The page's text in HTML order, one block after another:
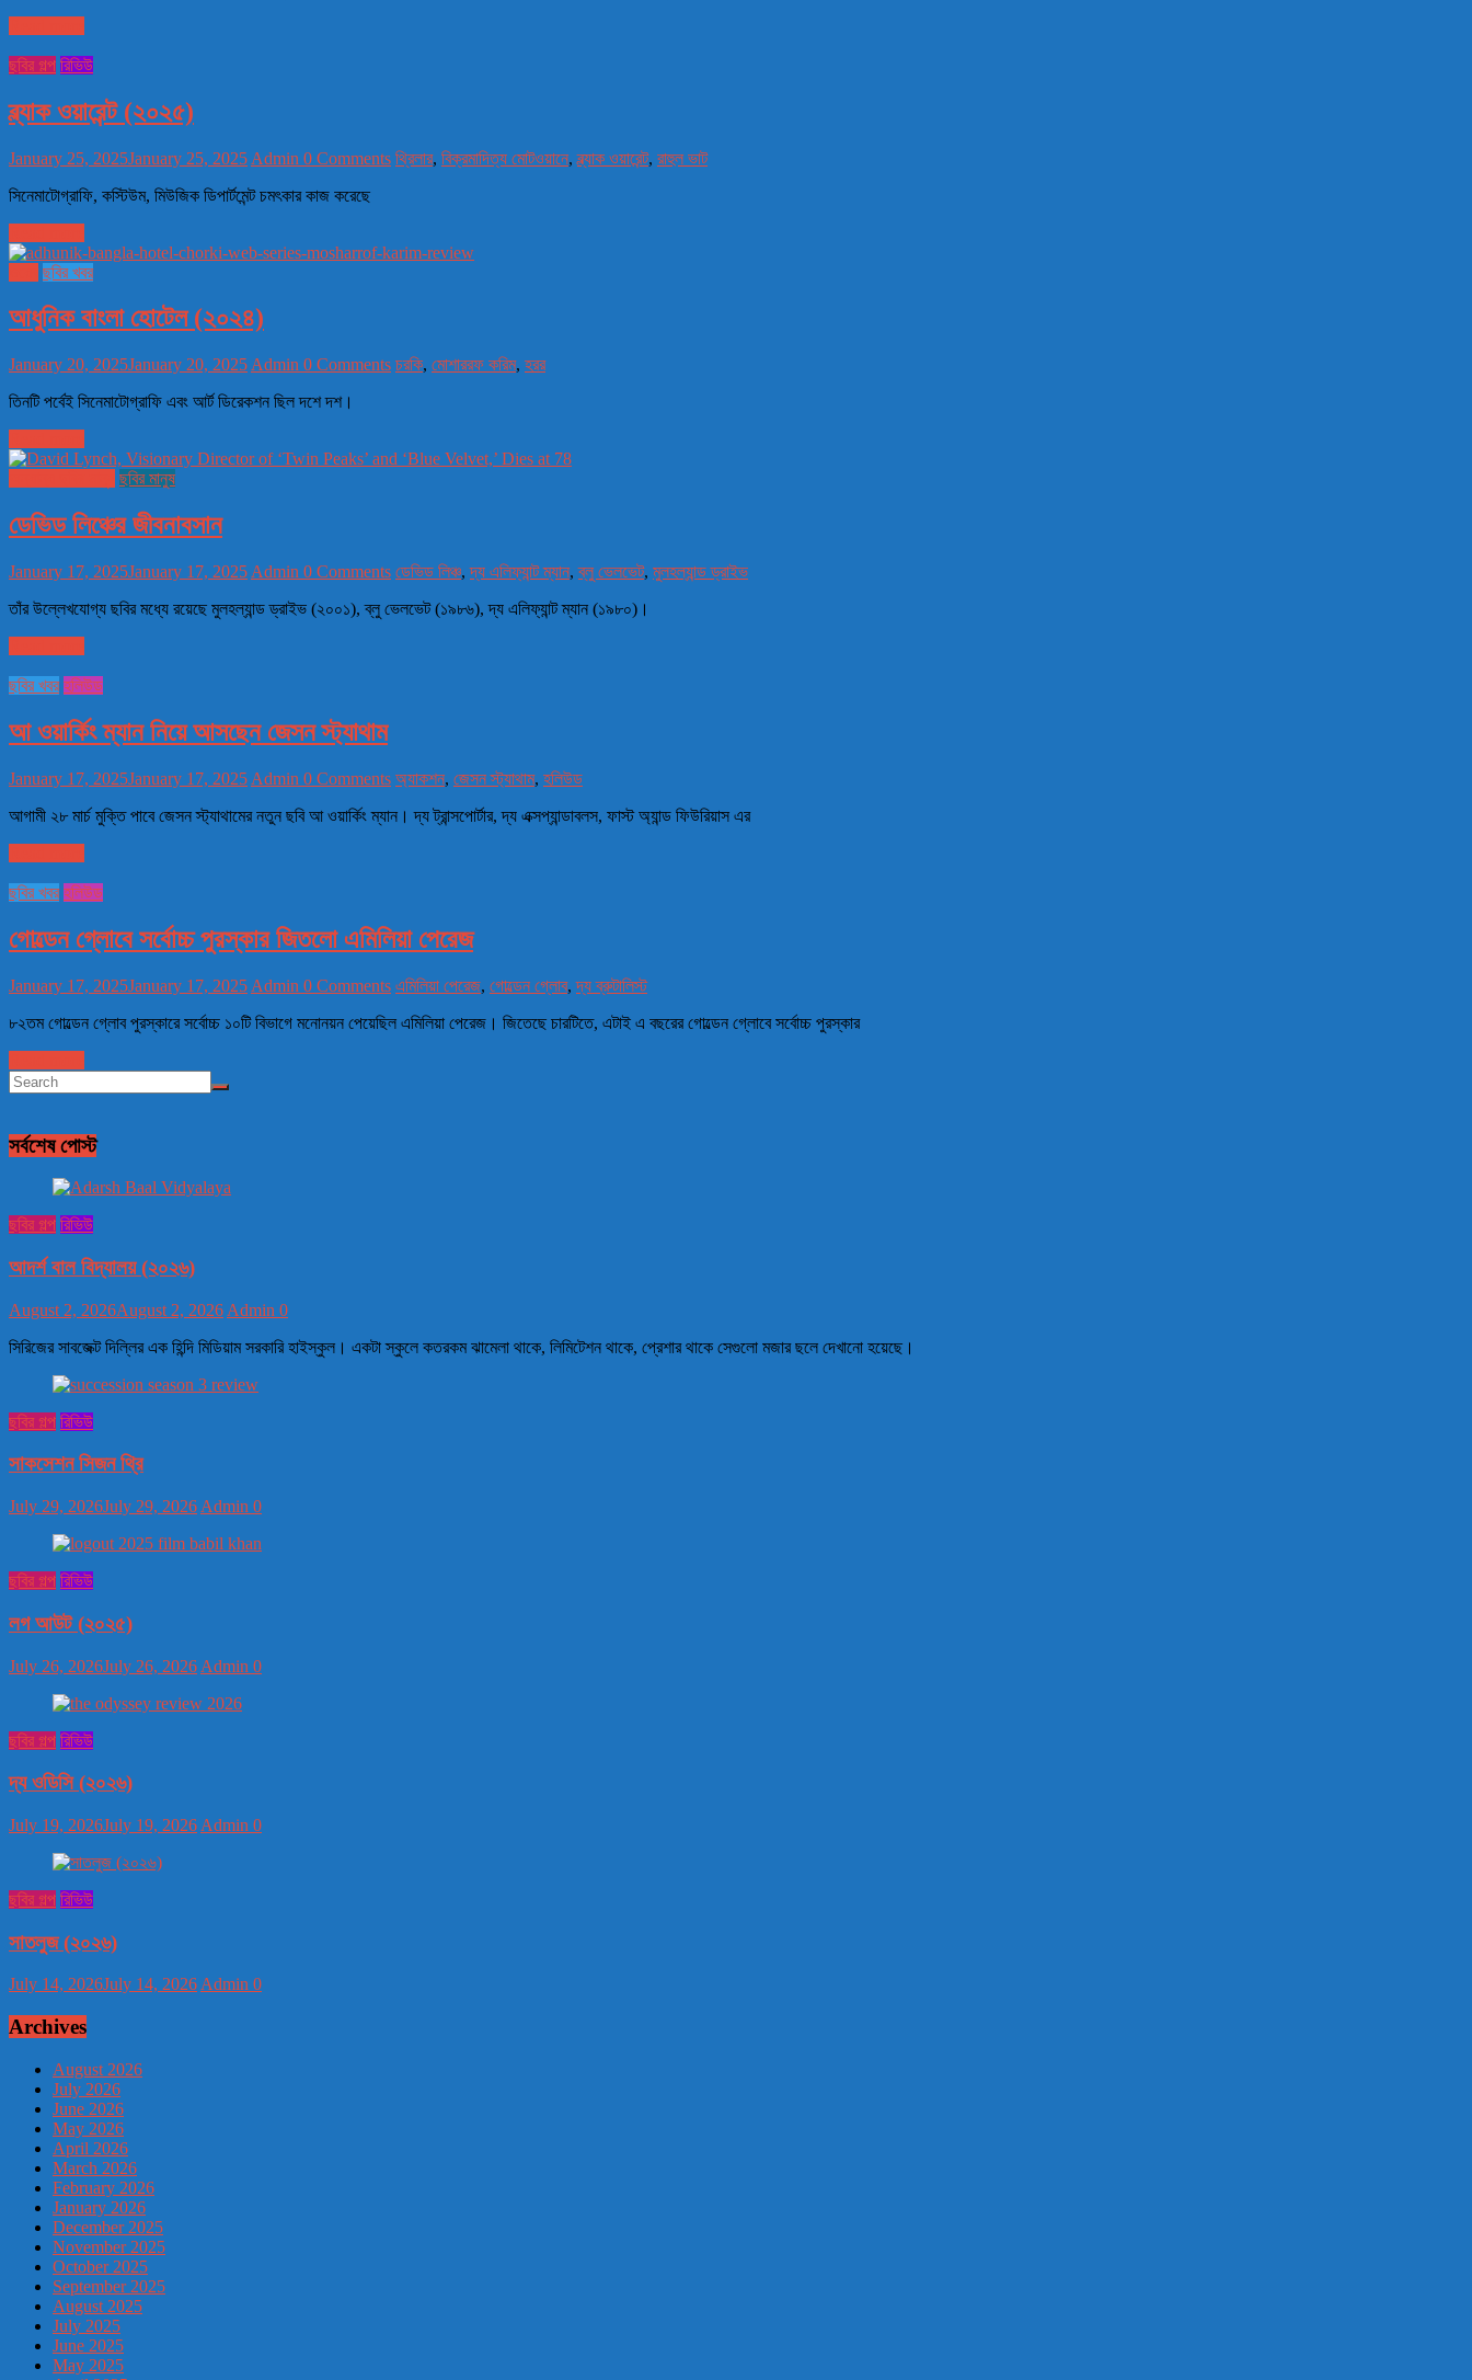
ছবির গল্প রিভিউ
ব্ল্যাক ওয়ারেন্ট (২০২৫)
January 25, 2025January 25, 2025 Admin 0 Comments থ্রিলার, বিক্রমাদিত্য মোটওয়ানে,ব্ল্যাক ওয়ারেন্ট, রাহুল ভাট
সিনেমাটোগ্রাফি, কস্টিউম, মিউজিক ডিপার্টমেন্ট চমৎকার কাজ করেছে
ছবির খবর
আধুনিক বাংলা হোটেল (২০২৪)
January 20, 2025January 20, 2025 Admin 0 Comments চরকি, মোশাররফ করিম, হরর
তিনটি পর্বেই সিনেমাটোগ্রাফি এবং আর্ট ডিরেকশন ছিল দশে দশ।
ছবির মানুষ
ডেভিড লিঞ্চের জীবনাবসান
January 17, 2025January 17, 2025 Admin 0 Comments ডেভিড লিঞ্চ,দ্য এলিফ্যান্ট ম্যান,ব্লু ভেলভেট, মুলহল্যান্ড ড্রাইভ
তাঁর উল্লেখযোগ্য ছবির মধ্যে রয়েছে মুলহল্যান্ড ড্রাইভ (২০০১), ব্লু ভেলভেট (১৯৮৬), দ্য এলিফ্যান্ট ম্যান (১৯৮০)।
ছবির খবর হলিউড
আ ওয়ার্কিং ম্যান নিয়ে আসছেন জেসন স্ট্যাথাম
January 17, 2025January 17, 2025 Admin 0 Comments অ্যাকশন, জেসন স্ট্যাথাম, হলিউড
আগামী ২৮ মার্চ মুক্তি পাবে জেসন স্ট্যাথামের নতুন ছবি আ ওয়ার্কিং ম্যান। দ্য ট্রান্সপোর্টার, দ্য এক্সপ্যান্ডাবলস, ফাস্ট অ্যান্ড ফিউরিয়াস এর
ছবির খবর হলিউড
গোল্ডেন গ্লোবে সর্বোচ্চ পুরস্কার জিতলো এমিলিয়া পেরেজ
January 17, 2025January 17, 2025 Admin 0 Comments এমিলিয়া পেরেজ, গোল্ডেন গ্লোব,দ্য ব্রুটালিস্ট
৮২তম গোল্ডেন গ্লোব পুরস্কারে সর্বোচ্চ ১০টি বিভাগে মনোনয়ন পেয়েছিল এমিলিয়া পেরেজ। জিতেছে চারটিতে, এটাই এ বছরের গোল্ডেন গ্লোবে সর্বোচ্চ পুরস্কার
সর্বশেষ পোস্ট
ছবির গল্প রিভিউ
আদর্শ বাল বিদ্যালয় (২০২৬)
August 2, 2026August 2, 2026 Admin 0
সিরিজের সাবজেক্ট দিল্লির এক হিন্দি মিডিয়াম সরকারি হাইস্কুল। একটা স্কুলে কতরকম ঝামেলা থাকে, লিমিটেশন থাকে, প্রেশার থাকে সেগুলো মজার ছলে দেখানো হয়েছে।
ছবির গল্প রিভিউ
সাকসেশন সিজন থ্রি
July 29, 2026July 29, 2026 Admin 0
ছবির গল্প রিভিউ
লগ আউট (২০২৫)
July 26, 2026July 26, 2026 Admin 0
ছবির গল্প রিভিউ
দ্য ওডিসি (২০২৬)
July 19, 2026July 19, 2026 Admin 0
ছবির গল্প রিভিউ
সাতলুজ (২০২৬)
July 14, 2026July 14, 2026Admin 0
Archives
August 2026
July 2026
June 2026
May 2026
April 2026
March 2026
February 2026
January 2026
December 2025
November 2025
October 2025
September 2025
August 2025
July 2025
June 2025
May 2025